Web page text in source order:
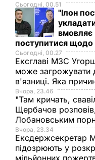
Сьогодні, 00.51
"Ілон
поступитися щодо
Сьогодні, 00.27
Ексглаві МЗС
може загрожувати
в'язниці. Яка
Вчора, 23.46
"Там кричать,
Щербачов
Лобановським
Вчора, 23.34
Ексдержсекретар
підозрюють у
мільйонних